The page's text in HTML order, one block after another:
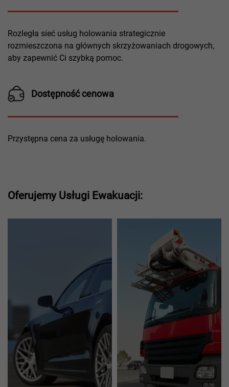
Rozległa sieć usług holowania strategicznie
rozmieszczona na głównych skrzyżowaniach drogowych,
aby zapewnić Ci szybką pomoc.
Dostępność cenowa
Przystępna cena za usługę holowania.
Oferujemy Usługi Ewakuacji: